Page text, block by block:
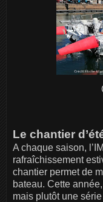
Le chantier
A chaque saison,
rafraîchissement
chantier permet de
bateau. Cette
mais plutôt une